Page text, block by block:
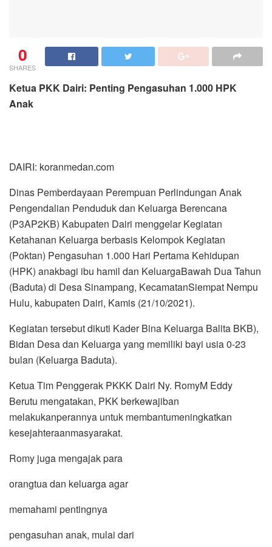
0
SHARES
Ketua PKK Dairi: Penting Pengasuhan 1.000 HPK
Anak
DAIRI: koranmedan.com
Dinas Pemberdayaan Perempuan Perlindungan Anak
Pengendalian Penduduk dan Keluarga Berencana
(P3AP2KB) Kabupaten Dairi menggelar Kegiatan
Ketahanan Keluarga berbasis Kelompok Kegiatan
(Poktan) Pengasuhan 1.000 Hari Pertama Kehidupan
(HPK) anakbagi ibu hamil dan KeluargaBawah Dua Tahun
(Baduta) di Desa Sinampang, KecamatanSiempat Nempu
Hulu, kabupaten Dairi, Kamis (21/10/2021).
Kegiatan tersebut dikuti Kader Bina Keluarga Balita BKB),
Bidan Desa dan Keluarga yang memiliki bayi usia 0-23
bulan (Keluarga Baduta).
Ketua Tim Penggerak PKKK Dairi Ny. RomyM Eddy
Berutu mengatakan, PKK berkewajiban
melakukanperannya untuk membantumeningkatkan
kesejahteraanmasyarakat.
Romy juga mengajak para
orangtua dan keluarga agar
memahami pentingnya
pengasuhan anak, mulai dari